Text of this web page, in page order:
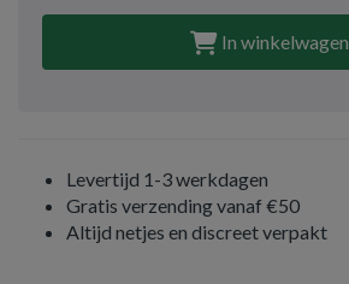
In winkelwagen
Levertijd 1-3 werkdagen
Gratis verzending vanaf €50
Altijd netjes en discreet verpakt